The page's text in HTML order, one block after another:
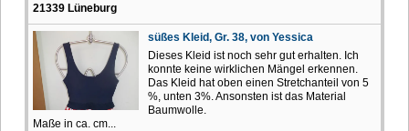
21339 Lüneburg
süßes Kleid, Gr. 38, von Yessica
Dieses Kleid ist noch sehr gut erhalten. Ich
konnte keine wirklichen Mängel erkennen.
Das Kleid hat oben einen Stretchanteil von 5
%, unten 3%. Ansonsten ist das Material
Baumwolle.
Maße in ca. cm...